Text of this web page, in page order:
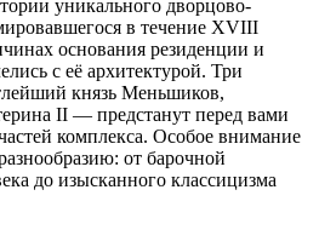
уникального дворцово-
в течение XVIII
основания резиденции и
с её архитектурой. Три
князь Меньшиков,
II — предстанут перед вами
комплекса. Особое внимание
от барочной
до изысканного классицизма